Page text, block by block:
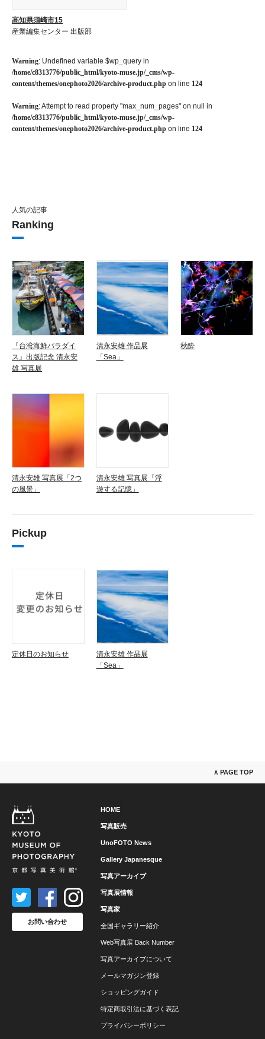
高知県須崎市15
産業編集センター 出版部
Warning: Undefined variable $wp_query in
/home/c8313776/public_html/kyoto-muse.jp/_cms/wp-
content/themes/onephoto2026/archive-product.php on line 124
Warning: Attempt to read property "max_num_pages" on null in
/home/c8313776/public_html/kyoto-muse.jp/_cms/wp-
content/themes/onephoto2026/archive-product.php on line 124
人気の記事
Ranking
『台湾海鮮パラダイ
ス』出版記念 清永安
雄 写真展
清永安雄 作品展
「Sea」
秋酔
清永安雄 写真展「2つ
の風景」
清永安雄 写真展「浮
遊する記憶」
Pickup
定休日のお知らせ
清永安雄 作品展
「Sea」
∧ PAGE TOP
HOME
写真販売
UnoFOTO News
Gallery Japanesque
写真アーカイブ
写真展情報
写真家
全国ギャラリー紹介
Web写真展 Back Number
写真アーカイブについて
メールマガジン登録
ショッピングガイド
特定商取引法に基づく表記
プライバシーポリシー
お問い合わせ